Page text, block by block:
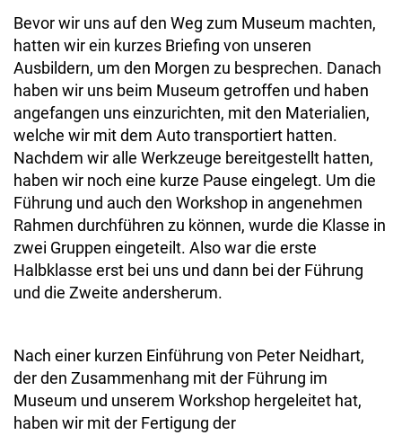
Bevor wir uns auf den Weg zum Museum machten,
hatten wir ein kurzes Briefing von unseren
Ausbildern, um den Morgen zu besprechen. Danach
haben wir uns beim Museum getroffen und haben
angefangen uns einzurichten, mit den Materialien,
welche wir mit dem Auto transportiert hatten.
Nachdem wir alle Werkzeuge bereitgestellt hatten,
haben wir noch eine kurze Pause eingelegt. Um die
Führung und auch den Workshop in angenehmen
Rahmen durchführen zu können, wurde die Klasse in
zwei Gruppen eingeteilt. Also war die erste
Halbklasse erst bei uns und dann bei der Führung
und die Zweite andersherum.
Nach einer kurzen Einführung von Peter Neidhart,
der den Zusammenhang mit der Führung im
Museum und unserem Workshop hergeleitet hat,
haben wir mit der Fertigung der